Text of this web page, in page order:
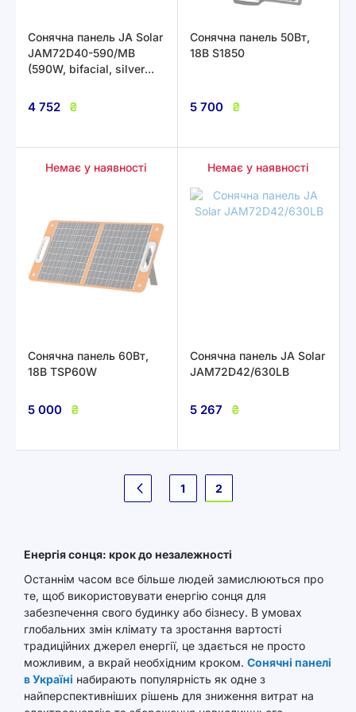
Cонячна панель JA Solar
JAM72D40-590/MB
(590W, bifacial, silver
4 752 ₴
Сонячна панель 50Вт,
18В S1850
5 700 ₴
Немає у наявності
Сонячна панель 60Вт,
18В TSP60W
5 000 ₴
Немає у наявності
Сонячна панель JA Solar
JAM72D42/630LB
5 267 ₴
Сторінка
Попереднє
1 2
Енергія сонця: крок до незалежності
Останнім часом все більше людей замислюються про
те, щоб використовувати енергію сонця для
забезпечення свого будинку або бізнесу. В умовах
глобальних змін клімату та зростання вартості
традиційних джерел енергії, це здається не просто
можливим, а вкрай необхідним кроком. Сонячні панелі
в Україні набирають популярність як одне з
найперспективніших рішень для зниження витрат на